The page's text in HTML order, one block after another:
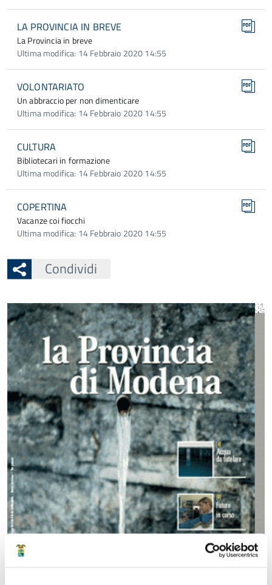
LA PROVINCIA IN BREVE
La Provincia in breve
Ultima modifica: 14 Febbraio 2020 14:55
VOLONTARIATO
Un abbraccio per non dimenticare
Ultima modifica: 14 Febbraio 2020 14:55
CULTURA
Bibliotecari in formazione
Ultima modifica: 14 Febbraio 2020 14:55
COPERTINA
Vacanze coi fiocchi
Ultima modifica: 14 Febbraio 2020 14:55
Condividi